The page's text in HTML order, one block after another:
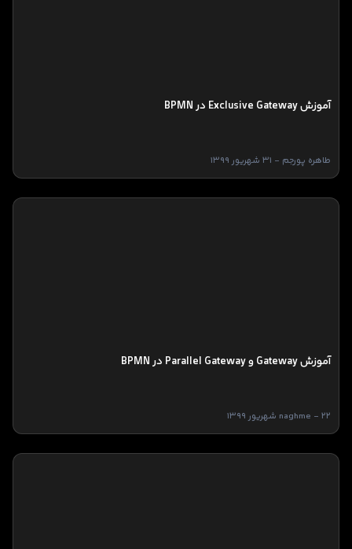
آموزش Exclusive Gateway در BPMN
طاهره پورجم - 31 شهریور 1399
آموزش Gateway و Parallel Gateway در BPMN
naghme - 22 شهریور 1399